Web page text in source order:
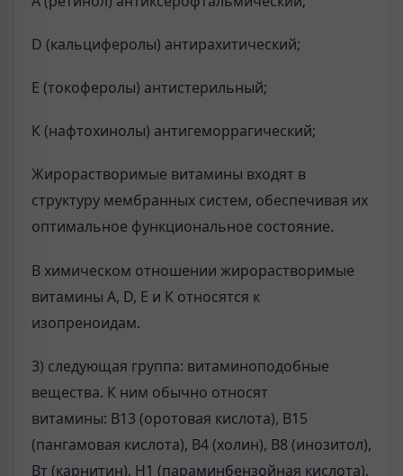
D (кальциферолы) антирахитический;
E (токоферолы) антистерильный;
К (нафтохинолы) антигеморрагический;
Жирорастворимые витамины входят в
структуру мембранных систем, обеспечивая их
оптимальное функциональное состояние.
В химическом отношении жирорастворимые
витамины А, D, E и К относятся к
изопреноидам.
3) следующая группа: витаминоподобные
вещества. К ним обычно относят
витамины: В13 (оротовая кислота), В15
(пангамовая кислота), В4 (холин), В8 (инозитол),
Вт (карнитин), H1 (параминбензойная кислота),